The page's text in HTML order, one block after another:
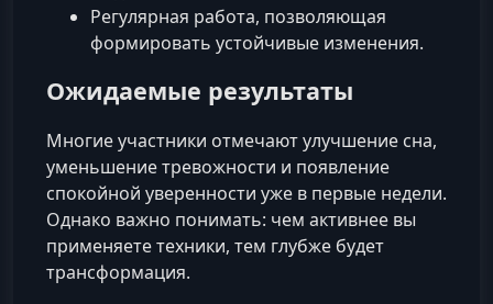
Регулярная работа, позволяющая
формировать устойчивые изменения.
Ожидаемые результаты
Многие участники отмечают улучшение сна,
уменьшение тревожности и появление
спокойной уверенности уже в первые недели.
Однако важно понимать: чем активнее вы
применяете техники, тем глубже будет
трансформация.